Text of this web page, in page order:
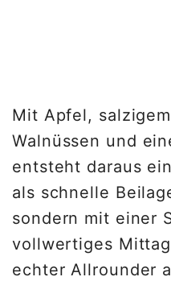
Mit Apfel,
Walnüssen und
entsteht daraus
als schnelle
sondern mit einer
vollwertiges
echter Allrounder